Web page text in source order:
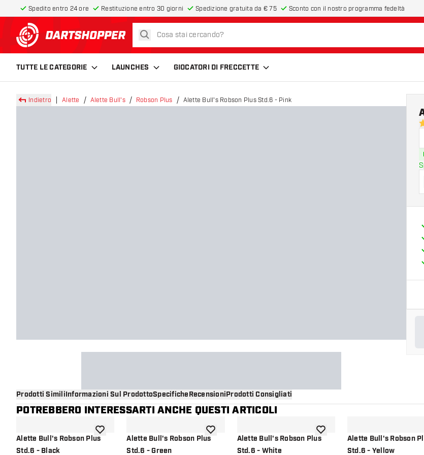
Spedito entro 24 ore Restituzione entro 30 giorni Spedizione gratuita da € 75 Sconto con il nostro programma fedeltà
torna alla home page
cerca
TUTTE LE CATEGORIE LAUNCHES GIOCATORI DI FRECCETTE
Indietro Alette Alette Bull's Robson Plus Alette Bull's Robson Plus Std.6 - Pink
Prodotti SimiliInformazioni Sul ProdottoSpecificheRecensioniProdotti Consigliati
POTREBBERO INTERESSARTI ANCHE QUESTI ARTICOLI
Alette Bull's Robson Plus
Std.6 - Black
aggiungi alla lista dei desideri
Alette Bull's Robson Plus
Std.6 - Green
aggiungi alla lista dei desideri
Alette Bull's Robson Plus
Std.6 - White
aggiungi alla lista dei desideri
Alette Bull's Robson
Std.6 - Yellow